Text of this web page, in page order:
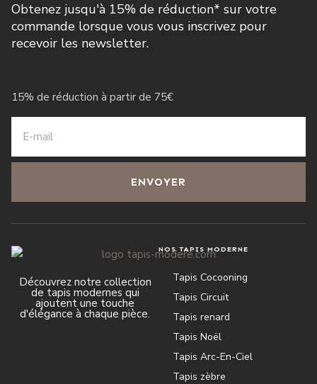
Obtenez jusqu'à 15% de réduction* sur votre
commande lorsque vous vous inscrivez pour
recevoir les newsletter.
15% de réduction à partir de 75€
ENVOYER
Découvrez notre collection
de tapis modernes qui
ajoutent une touche
d'élégance à chaque pièce.
NOS TAPIS MODERNE
Tapis Cocooning
Tapis Circuit
Tapis renard
Tapis Noël
Tapis Arc-En-Ciel
Tapis zèbre